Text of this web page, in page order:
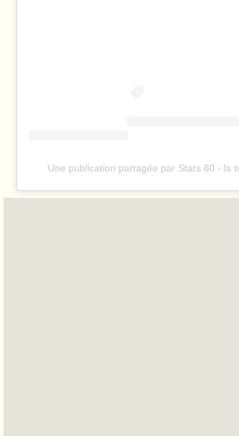
Une publication partagée par Stars 80 - la